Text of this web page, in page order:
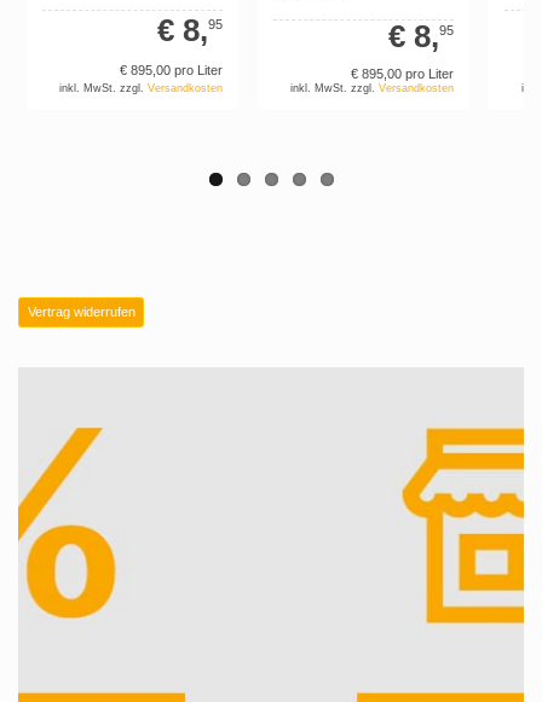
Vertrag widerrufen
€ 8,95
€ 895, 00 pro Liter
inkl. MwSt. zzgl. Versandkosten
€ 8,95
€ 895, 00 pro Liter
inkl. MwSt. zzgl. Versandkosten